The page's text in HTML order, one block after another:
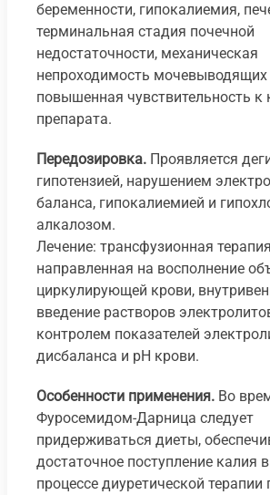
беременности, гипокалиемия,
терминальная стадия почечной
недостаточности, механическая
непроходимость мочевыводящих
повышенная чувствительность
препарата.
Передозировка. Проявляется
гипотензией, нарушением
баланса, гипокалиемией и
алкалозом.
Лечение: трансфузионная
направленная на восполнение
циркулирующей крови,
введение растворов
контролем показателей
дисбаланса и рН крови.
Особенности применения. Во
Фуросемидом-Дарница следует
придерживаться диеты,
достаточное поступление калия
процессе диуретической терапии